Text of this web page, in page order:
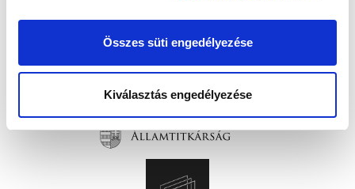
Összes süti engedélyezése
Kiválasztás engedélyezése